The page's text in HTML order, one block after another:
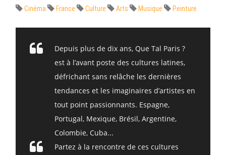
Cinéma France Culture Arts Musique Peinture
Depuis plus de dix ans, Que Tal Paris ?
est à l’avant poste des cultures latines,
défrichant sans relâche les dernières
tendances et les imaginaires d’artistes en
tout point passionnants. Espagne,
Portugal, Mexique, Brésil, Argentine,
Colombie, Cuba...
Partez à la rencontre de ces cultures